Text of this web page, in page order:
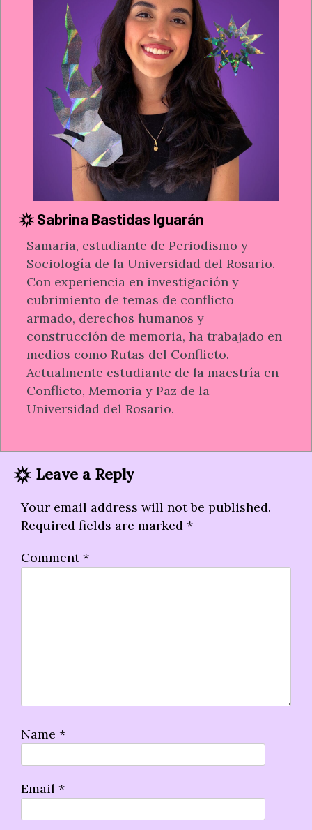
Sabrina Bastidas Iguarán
Samaria, estudiante de Periodismo y
Sociología de la Universidad del Rosario.
Con experiencia en investigación y
cubrimiento de temas de conflicto
armado, derechos humanos y
construcción de memoria, ha trabajado en
medios como Rutas del Conflicto.
Actualmente estudiante de la maestría en
Conflicto, Memoria y Paz de la
Universidad del Rosario.
Leave a Reply
Your email address will not be published.
Required fields are marked *
Comment*
Name *
Email *